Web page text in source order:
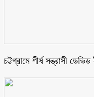
চট্টগ্রামে শীর্ষ সন্ত্রাসী